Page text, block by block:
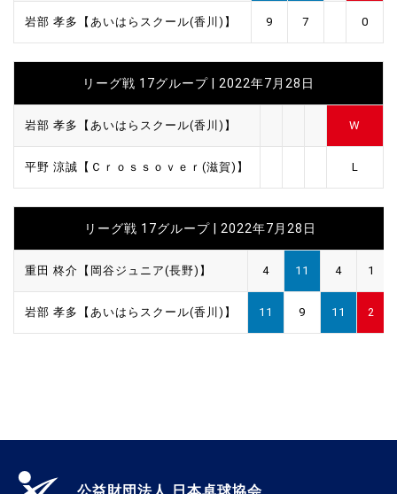
岩部 孝多【あいはらスクール(香川)】 9 7 0
リーグ戦 17グループ | 2022年7月28日
岩部 孝多【あいはらスクール(香川)】 W
平野 涼誠【Ｃｒｏｓｓｏｖｅｒ(滋賀)】 L
リーグ戦 17グループ | 2022年7月28日
重田 柊介【岡谷ジュニア(長野)】 4 11 4 1
岩部 孝多【あいはらスクール(香川)】 11 9 11 2